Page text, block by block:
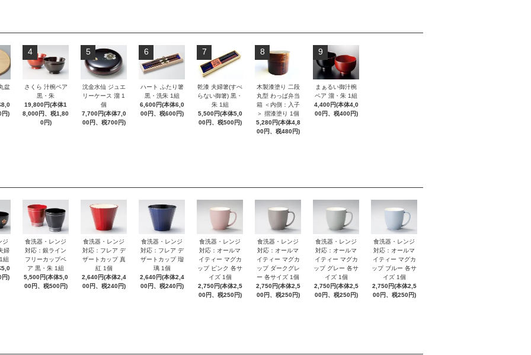
盆
8,0
円)
4
さくら 汁椀ペア
黒・朱
19,800円(本体1
8,000円、税1,80
0円)
5
沈金水仙 ジュエ
リーケース 溜 1
個
7,700円(本体7,0
00円、税700円)
6
ハート ふたり箸
黒・洗朱 1組
6,600円(本体6,0
00円、税600円)
7
乾漆 夫婦箸(すべ
らない御箸) 黒・
朱 1組
5,500円(本体5,0
00円、税500円)
8
木製漆塗り 二段
丸型 わっぱ弁当
箱 ＜内側：入子
＞ 摺漆塗り 1個
5,280円(本体4,8
00円、税480円)
9
まぁるい御汁椀
ペア 溜・朱 1組
4,400円(本体4,0
00円、税400円)
ジ
婦
組
5,0
円)
食洗器・レンジ
対応：銀ライン
フリーカップペ
ア 黒・朱 1組
5,500円(本体5,0
00円、税500円)
食洗器・レンジ
対応：フレア デ
ザートカップ 真
紅 1個
2,640円(本体2,4
00円、税240円)
食洗器・レンジ
対応：フレア デ
ザートカップ 瑠
璃 1個
2,640円(本体2,4
00円、税240円)
食洗器・レンジ
対応：オールマ
イティー マグカ
ップ ピンク 各サ
イズ 1個
2,750円(本体2,5
00円、税250円)
食洗器・レンジ
対応：オールマ
イティー マグカ
ップ ダークグレ
ー 各サイズ 1個
2,750円(本体2,5
00円、税250円)
食洗器・レンジ
対応：オールマ
イティー マグカ
ップ グレー 各サ
イズ 1個
2,750円(本体2,5
00円、税250円)
食洗器・レンジ
対応：オールマ
イティー マグカ
ップ ブルー 各サ
イズ 1個
2,750円(本体2,5
00円、税250円)